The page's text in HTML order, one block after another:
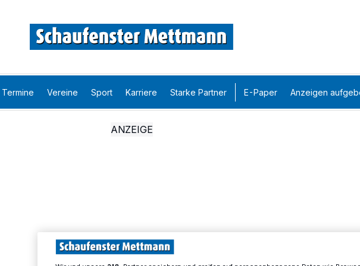
Termine Vereine Sport Karriere Starke Partner E-Paper Anzeigen